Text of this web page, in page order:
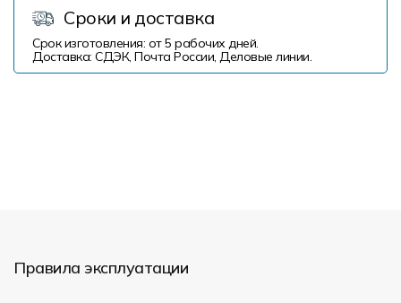
Сроки и доставка
Срок изготовления: от 5 рабочих дней.
Доставка: СДЭК, Почта России, Деловые линии.
Правила эксплуатации